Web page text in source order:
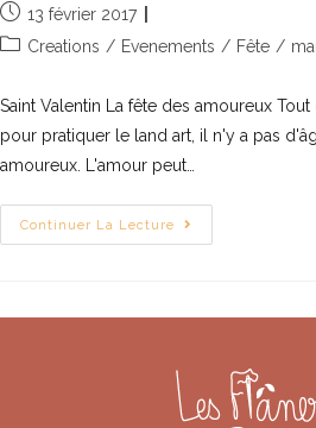
13 février 2017
Creations / Evenements / Fête /
Saint Valentin La fête des amoureux
pour pratiquer le land art, il n'y a pas
amoureux. L'amour peut…
Continuer La Lecture